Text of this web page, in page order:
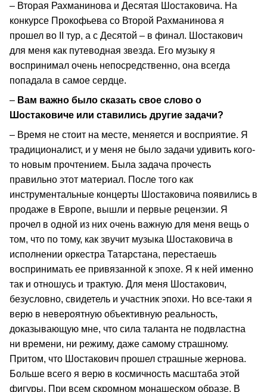
– Вторая Рахманинова и Десятая Шостаковича. На
конкурсе Прокофьева со Второй Рахманинова я
прошел во II тур, а с Десятой – в финал. Шостакович
для меня как путеводная звезда. Его музыку я
воспринимал очень непосредственно, она всегда
попадала в самое сердце.
– Вам важно было сказать свое слово о
Шостаковиче или ставились другие задачи?
– Время не стоит на месте, меняется и восприятие. Я
традиционалист, и у меня не было задачи удивить кого-
то новым прочтением. Была задача прочесть
правильно этот материал. После того как
инструментальные концерты Шостаковича появились в
продаже в Европе, вышли и первые рецензии. Я
прочел в одной из них очень важную для меня вещь о
том, что по тому, как звучит музыка Шостаковича в
исполнении оркестра Татарстана, перестаешь
воспринимать ее привязанной к эпохе. Я к ней именно
так и отношусь и трактую. Для меня Шостакович,
безусловно, свидетель и участник эпохи. Но все-таки я
верю в невероятную объективную реальность,
доказывающую мне, что сила таланта не подвластна
ни времени, ни режиму, даже самому страшному.
Притом, что Шостакович прошел страшные жернова.
Больше всего я верю в космичность масштаба этой
фигуры. При всем скромном монашеском образе. В